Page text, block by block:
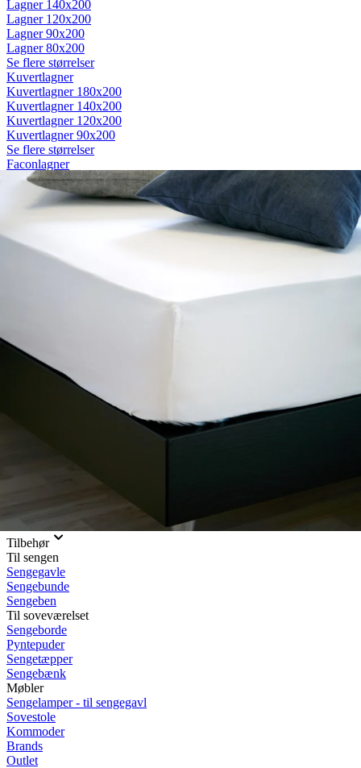
Lagner 140x200
Lagner 120x200
Lagner 90x200
Lagner 80x200
Se flere størrelser
Kuvertlagner
Kuvertlagner 180x200
Kuvertlagner 140x200
Kuvertlagner 120x200
Kuvertlagner 90x200
Se flere størrelser
Faconlagner
Faconlagner 180x200
Faconlagner 140x200
Faconlagner 120x200
Faconlagner 90x200
Se flere størrelser
Øvrige lagner
Flade lagner
Rullemadrasser
Rullemadrasser 180x200
Rullemadrasser 140x200
Rullemadrasser 120x200
Rullemadrasser 90x200
3-personers sovesofaer
Sovesofaer med opbevaring
Sovesofaer med chaiselong
Tilbehør
Til sengen
Sengegavle
Sengebunde
Sengeben
Til soveværelset
Sengeborde
Pyntepuder
Sengetæpper
Sengebænk
Møbler
Sengelamper - til sengegavl
Sovestole
Kommoder
Brands
Outlet